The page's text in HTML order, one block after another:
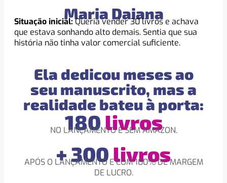
Maria Daiana
Situação inicial:Queria vender 30 livros e achava
que estava sonhando alto demais. Sentia que sua
história não tinha valor comercial suficiente.
Ela dedicou meses ao
seu manuscrito, mas a
realidade bateu à porta:
180livros
NO LANÇAMENTO E SEM AMAZON.
+ 300livros
APÓS O LANÇAMENTO E COM 100% DE MARGEM
DE LUCRO.